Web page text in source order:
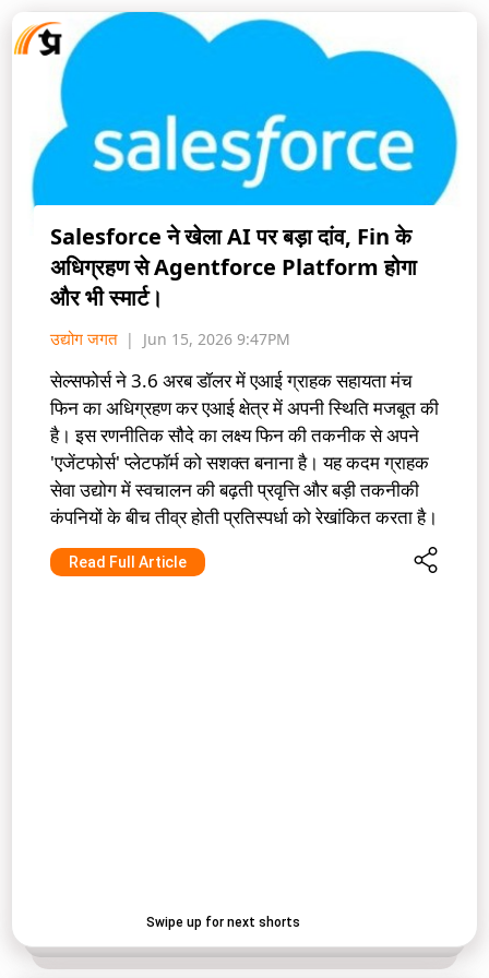
Salesforce ने खेला AI पर बड़ा दांव, Fin के
अधिग्रहण से Agentforce Platform होगा
और भी स्मार्ट।
उद्योग जगत Jun 15, 2026 9:47PM
सेल्सफोर्स ने 3.6 अरब डॉलर में एआई ग्राहक सहायता मंच
फिन का अधिग्रहण कर एआई क्षेत्र में अपनी स्थिति मजबूत की
है। इस रणनीतिक सौदे का लक्ष्य फिन की तकनीक से अपने
'एजेंटफोर्स' प्लेटफॉर्म को सशक्त बनाना है। यह कदम ग्राहक
सेवा उद्योग में स्वचालन की बढ़ती प्रवृत्ति और बड़ी तकनीकी
कंपनियों के बीच तीव्र होती प्रतिस्पर्धा को रेखांकित करता है।
Read Full Article
Swipe up for next shorts